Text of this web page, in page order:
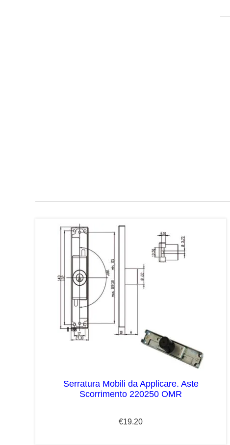
Serratura Mobili da Applicare. Aste
Scorrimento 220250 OMR
€19.20